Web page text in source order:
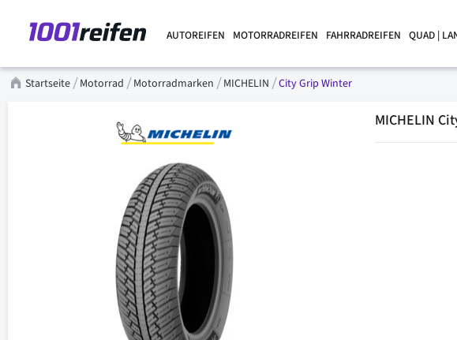
AUTOREIFEN MOTORRADREIFEN FAHRRADREIFEN QUAD |
Startseite Motorrad Motorradmarken MICHELIN City Grip Winter
MICHELIN